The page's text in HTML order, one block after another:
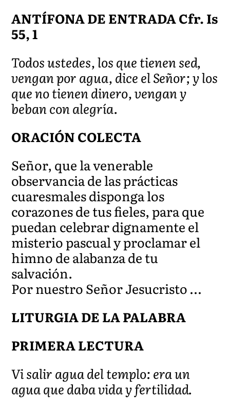
ANTÍFONA DE ENTRADA Cfr. Is
55, 1
Todos ustedes, los que tienen sed,
vengan por agua, dice el Señor; y los
que no tienen dinero, vengan y
beban con alegría.
ORACIÓN COLECTA
Señor, que la venerable
observancia de las prácticas
cuaresmales disponga los
corazones de tus fieles, para que
puedan celebrar dignamente el
misterio pascual y proclamar el
himno de alabanza de tu
salvación.
Por nuestro Señor Jesucristo …
LITURGIA DE LA PALABRA
PRIMERA LECTURA
Vi salir agua del templo: era un
agua que daba vida y fertilidad.